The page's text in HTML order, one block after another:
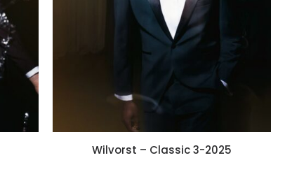
Wilvorst – Classic 3-2025